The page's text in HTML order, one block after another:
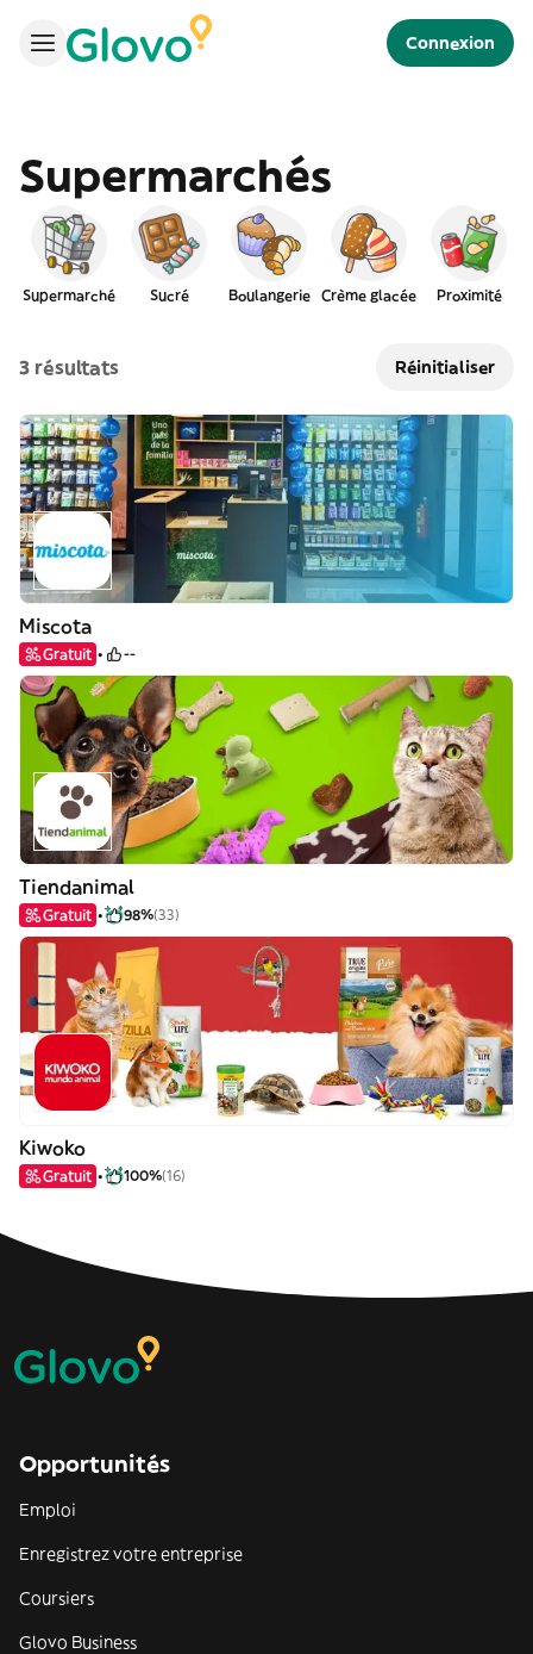
Connexion
Supermarchés
Supermarché Sucré Boulangerie Crème glacée Proximité
3 résultats Réinitialiser
Miscota
Gratuit --
Tiendanimal
Gratuit 98%(33)
Kiwoko
Gratuit 100%(16)
Opportunités
Emploi
Enregistrez votre entreprise
Coursiers
Glovo Business